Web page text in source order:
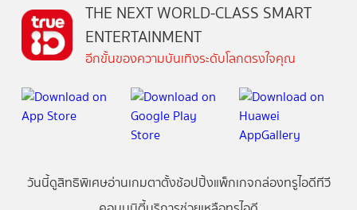
THE NEXT WORLD-CLASS SMART
ENTERTAINMENT
อีกขั้นของความบันเทิงระดับโลกตรงใจคุณ
วันนี้ดูสิทธิพิเศษอ่านเกมตาตั้งช้อปปิ้งแพ็กเกจกล่องทรูไอดีทีวี